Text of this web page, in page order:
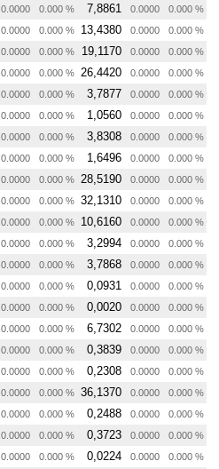
0.0000 0.000 % 7,8861 0.0000 0.000 %
0.0000 0.000 % 13,4380 0.0000 0.000 %
0.0000 0.000 % 19,1170 0.0000 0.000 %
0.0000 0.000 % 26,4420 0.0000 0.000 %
0.0000 0.000 % 3,7877 0.0000 0.000 %
0.0000 0.000 % 1,0560 0.0000 0.000 %
0.0000 0.000 % 3,8308 0.0000 0.000 %
0.0000 0.000 % 1,6496 0.0000 0.000 %
0.0000 0.000 % 28,5190 0.0000 0.000 %
0.0000 0.000 % 32,1310 0.0000 0.000 %
0.0000 0.000 % 10,6160 0.0000 0.000 %
0.0000 0.000 % 3,2994 0.0000 0.000 %
0.0000 0.000 % 3,7868 0.0000 0.000 %
0.0000 0.000 % 0,0931 0.0000 0.000 %
0.0000 0.000 % 0,0020 0.0000 0.000 %
0.0000 0.000 % 6,7302 0.0000 0.000 %
0.0000 0.000 % 0,3839 0.0000 0.000 %
0.0000 0.000 % 0,2308 0.0000 0.000 %
0.0000 0.000 % 36,1370 0.0000 0.000 %
0.0000 0.000 % 0,2488 0.0000 0.000 %
0.0000 0.000 % 0,3723 0.0000 0.000 %
0.0000 0.000 % 0,0224 0.0000 0.000 %